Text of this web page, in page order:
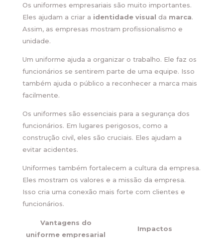
Os uniformes empresariais são muito importantes.
Eles ajudam a criar a identidade visual da marca.
Assim, as empresas mostram profissionalismo e
unidade.
Um uniforme ajuda a organizar o trabalho. Ele faz os
funcionários se sentirem parte de uma equipe. Isso
também ajuda o público a reconhecer a marca mais
facilmente.
Os uniformes são essenciais para a segurança dos
funcionários. Em lugares perigosos, como a
construção civil, eles são cruciais. Eles ajudam a
evitar acidentes.
Uniformes também fortalecem a cultura da empresa.
Eles mostram os valores e a missão da empresa.
Isso cria uma conexão mais forte com clientes e
funcionários.
Vantagens do
uniforme empresarial
Impactos